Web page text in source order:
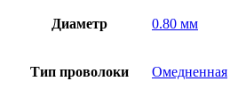
Диаметр 0.80 мм
Тип проволоки Омедненная